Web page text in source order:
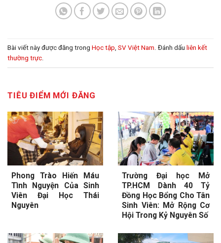
Bài viết này được đăng trong Học tập SV Việt Nam . Đánh dấu liên kết
thường trực
TIÊU ĐIỂM MỚI ĐĂNG
Phong Trào Hiến Máu
Tình Nguyện Của Sinh
Viên Đại Học Thái
Nguyên
Trường Đại học Mở
TP.HCM Dành 40 Tỷ
Đồng Học Bổng Cho Tân
Sinh Viên: Mở Rộng Cơ
Hội Trong Kỷ Nguyên Số